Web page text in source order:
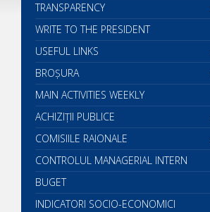
TRANSPARENCY
WRITE TO THE PRESIDENT
USEFUL LINKS
BROȘURA
MAIN ACTIVITIES WEEKLY
ACHIZIȚII PUBLICE
COMISIILE RAIONALE
CONTROLUL MANAGERIAL INTERN
BUGET
INDICATORI SOCIO-ECONOMICI